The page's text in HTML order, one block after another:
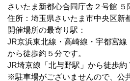
さいたま新都心合同庁舎２号館 ５
住所：埼玉県さいたま市中央区新
開催場所の最寄り駅：
JR京浜東北線・高崎線・宇都宮線
から徒歩約５分です。
JR埼京線「北与野駅」から徒歩約
※駐車場がございませんので、公